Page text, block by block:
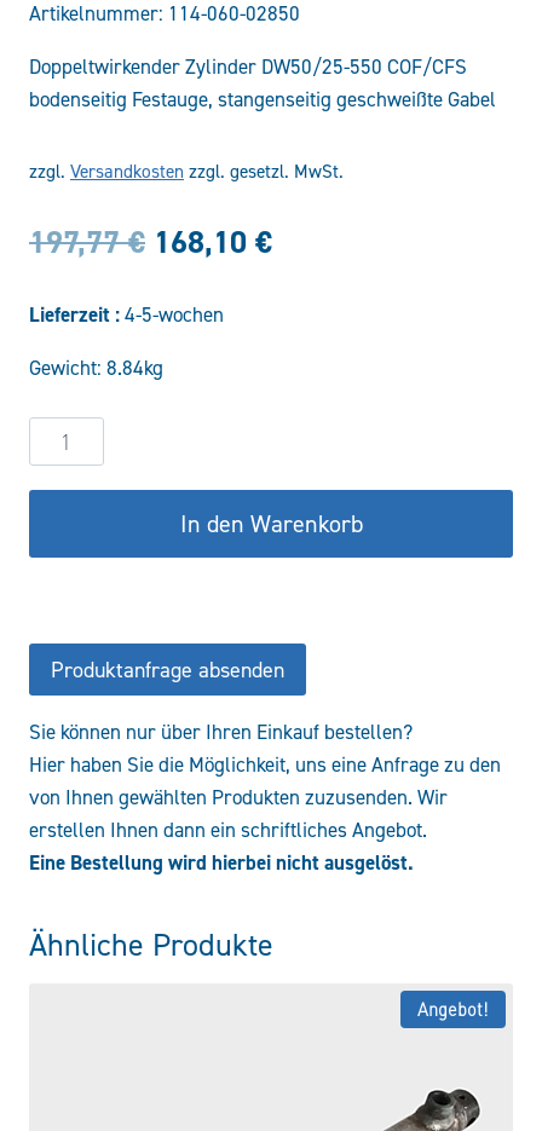
Artikelnummer: 114-060-02850
Doppeltwirkender Zylinder DW50/25-550 COF/CFS
bodenseitig Festauge, stangenseitig geschweißte Gabel
zzgl. Versandkosten zzgl. gesetzl. MwSt.
197,77€ Ursprünglicher
197,77 €
168,10 €Aktueller
Lieferzeit : 4-5-wochen
Gewicht: 8.84kg
Hydraulikzylinder
DW50/25-
550
Menge
In den Warenkorb
Produktanfrage absenden
Sie können nur über Ihren Einkauf bestellen?
Hier haben Sie die Möglichkeit, uns eine Anfrage zu den
von Ihnen gewählten Produkten zuzusenden. Wir
erstellen Ihnen dann ein schriftliches Angebot.
Eine Bestellung wird hierbei nicht ausgelöst.
Ähnliche Produkte
Angebot!